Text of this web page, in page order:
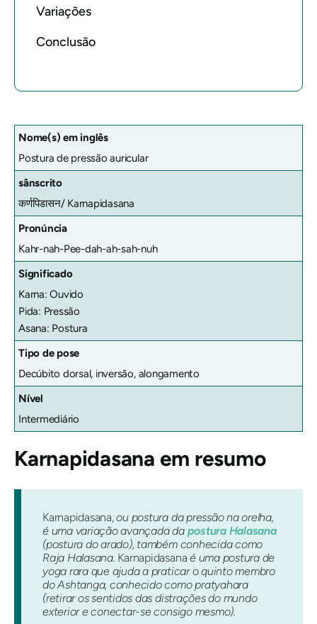
Variações
Conclusão
Nome(s) em inglês
Postura de pressão auricular
sânscrito
कर्णपिडासन/ Karnapidasana
Pronúncia
Kahr-nah-Pee-dah-ah-sah-nuh
Significado
Karna: Ouvido
Pida: Pressão
Asana: Postura
Tipo de pose
Decúbito dorsal, inversão, alongamento
Nível
Intermediário
Karnapidasana em resumo
Karnapidasana,ou postura da pressão na orelha,
é uma variação avançada da postura Halasana
(postura do arado), também conhecida como
Raja Halasana. Karnapidasana é uma postura de
yoga rara que ajuda a praticar o quinto membro
do Ashtanga, conhecido como pratyahara
(retirar os sentidos das distrações do mundo
exterior e conectar-se consigo mesmo).